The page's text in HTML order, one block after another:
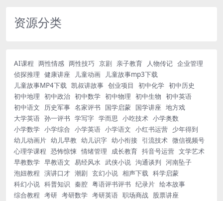
资源分类
AI课程 两性情感 两性技巧 京剧 亲子教育 人物传记 企业管理
侦探推理 健康讲座 儿童动画
儿童故事mp3下载
儿童故事MP4下载 凯叔讲故事 创业项目 初中化学 初中历史
初中地理 初中政治 初中数学 初中物理 初中生物 初中英语
初中语文
历史军事 名家评书 国学启蒙 国学讲座 地方戏
大学英语 孙一评书 学写字 学而思 小吃技术 小学奥数
小学数学 小学综合 小学英语 小学语文 小红书运营 少年得到
幼儿动画片 幼儿早教 幼儿识字 幼小衔接 引流技术 微信视频号
心理学课程 恐怖惊悚 情绪管理 成长教育 抖音号运营 文学艺术
早教数学 早教语文 易经风水 武侠小说 沟通谈判 河南坠子
泡妞教程 演讲口才 潮剧 玄幻小说 相声下载 科学启蒙
科幻小说 科普知识 秦腔 粤语评书评书 纪录片 绘本故事
综合教程 考研 考研数学 考研英语 职场商战 股票讲座